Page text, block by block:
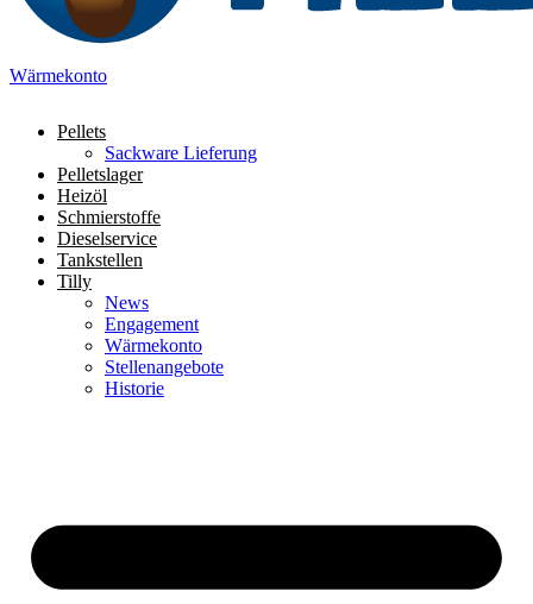
Wärmekonto
Pellets
Sackware Lieferung
Pelletslager
Heizöl
Schmierstoffe
Dieselservice
Tankstellen
Tilly
News
Engagement
Wärmekonto
Stellenangebote
Historie